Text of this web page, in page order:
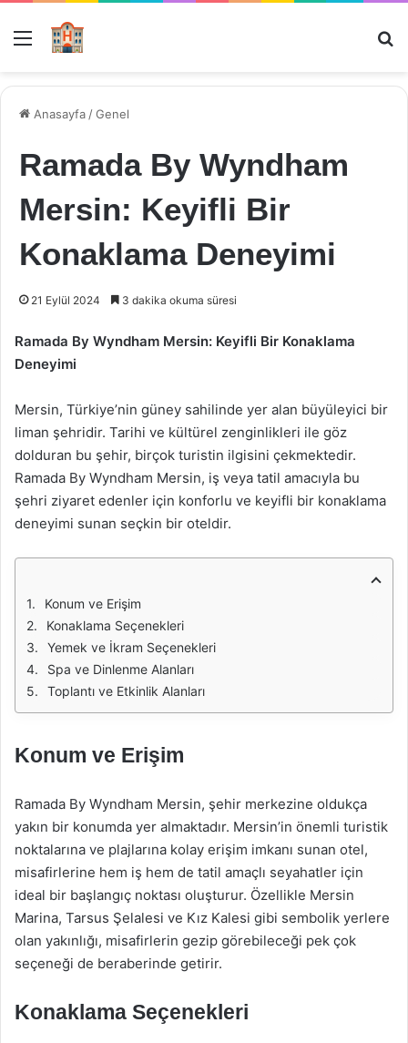
Menü
Anasayfa /Genel
Ramada By Wyndham
Mersin: Keyifli Bir
Konaklama Deneyimi
21 Eylül 2024 3 dakika okuma süresi
Ramada By Wyndham Mersin: Keyifli Bir Konaklama
Deneyimi
Mersin, Türkiye’nin güney sahilinde yer alan büyüleyici bir
liman şehridir. Tarihi ve kültürel zenginlikleri ile göz
dolduran bu şehir, birçok turistin ilgisini çekmektedir.
Ramada By Wyndham Mersin, iş veya tatil amacıyla bu
şehri ziyaret edenler için konforlu ve keyifli bir konaklama
deneyimi sunan seçkin bir oteldir.
Konum ve Erişim
Konaklama Seçenekleri
Yemek ve İkram Seçenekleri
Spa ve Dinlenme Alanları
Toplantı ve Etkinlik Alanları
Konum ve Erişim
Ramada By Wyndham Mersin, şehir merkezine oldukça
yakın bir konumda yer almaktadır. Mersin’in önemli turistik
noktalarına ve plajlarına kolay erişim imkanı sunan otel,
misafirlerine hem iş hem de tatil amaçlı seyahatler için
ideal bir başlangıç noktası oluşturur. Özellikle Mersin
Marina, Tarsus Şelalesi ve Kız Kalesi gibi sembolik yerlere
olan yakınlığı, misafirlerin gezip görebileceği pek çok
seçeneği de beraberinde getirir.
Konaklama Seçenekleri